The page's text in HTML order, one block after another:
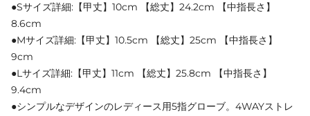
●Sサイズ詳細:【甲丈】10cm 【総丈】24.2cm 【中指長さ】
8.6cm
●Mサイズ詳細:【甲丈】10.5cm 【総丈】25cm 【中指長さ】
9cm
●Lサイズ詳細:【甲丈】11cm 【総丈】25.8cm 【中指長さ】
9.4cm
●シンプルなデザインのレディース用5指グローブ。4WAYストレ